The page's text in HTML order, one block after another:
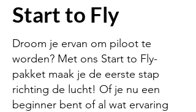
Start to Fly
Droom je ervan om piloot te
worden? Met ons Start to Fly-
pakket maak je de eerste stap
richting de lucht! Of je nu een
beginner bent of al wat ervaring